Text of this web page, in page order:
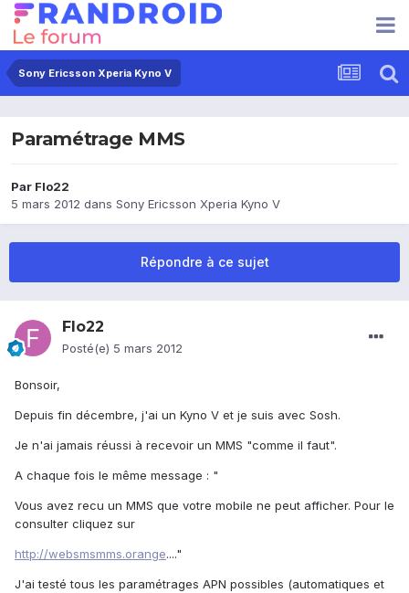
Sony Ericsson Xperia Kyno V
Paramétrage MMS
Par Flo22
5 mars 2012 dans Sony Ericsson Xperia Kyno V
Répondre à ce sujet
Flo22
Posté(e) 5 mars 2012
Bonsoir,
Depuis fin décembre, j'ai un Kyno V et je suis avec Sosh.
Je n'ai jamais réussi à recevoir un MMS "comme il faut".
A chaque fois le même message : "
Vous avez recu un MMS que votre mobile ne peut afficher. Pour le
consulter cliquez sur
http://websmsmms.orange...."
J'ai testé tous les paramétrages APN possibles (automatiques et